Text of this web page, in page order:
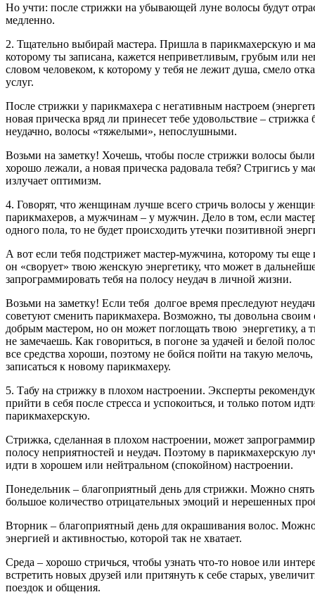
Но учти: после стрижки на убывающей луне волосы будут
медленно.
2. Тщательно выбирай мастера. Пришла в парикмахерскую и
которому ты записана, кажется неприветливым, грубым или
словом человеком, к которому у тебя не лежит душа, смело
услуг.
После стрижки у парикмахера с негативным настроем
новая прическа вряд ли принесет тебе удовольствие – стрижка
неудачно, волосы «тяжелыми», непослушными.
Возьми на заметку! Хочешь, чтобы после стрижки волосы
хорошо лежали, а новая прическа радовала тебя? Стригись у
излучает оптимизм.
4. Говорят, что женщинам лучше всего стричь волосы у
парикмахеров, а мужчинам – у мужчин. Дело в том, если
одного пола, то не будет происходить утечки позитивной
А вот если тебя подстрижет мастер-мужчина, которому ты еще
он «сворует» твою женскую энергетику, что может в
запрограммировать тебя на полосу неудач в личной жизни.
Возьми на заметку! Если тебя долгое время преследуют
советуют сменить парикмахера. Возможно, ты довольна своим
добрым мастером, но он может поглощать твою энергетику, а
не замечаешь. Как говориться, в погоне за удачей и белой
все средства хороши, поэтому не бойся пойти на такую
записаться к новому парикмахеру.
5. Табу на стрижку в плохом настроении. Эксперты
прийти в себя после стресса и успокоиться, и только потом
парикмахерскую.
Стрижка, сделанная в плохом настроении, может
полосу неприятностей и неудач. Поэтому в парикмахерскую
идти в хорошем или нейтральном (спокойном) настроении.
Понедельник – благоприятный день для стрижки. Можно снять
большое количество отрицательных эмоций и нерешенных
Вторник – благоприятный день для окрашивания волос. Можно
энергией и активностью, которой так не хватает.
Среда – хорошо стричься, чтобы узнать что-то новое или
встретить новых друзей или притянуть к себе старых,
поездок и общения.